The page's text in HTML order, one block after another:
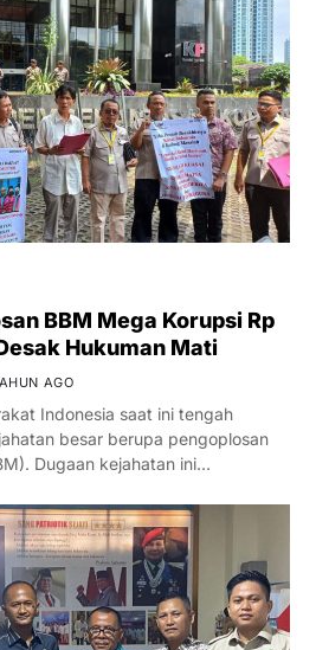
BBM Mega Korupsi Rp
Hukuman Mati
AGO
Indonesia saat ini tengah
besar berupa pengoplosan
Dugaan kejahatan ini…